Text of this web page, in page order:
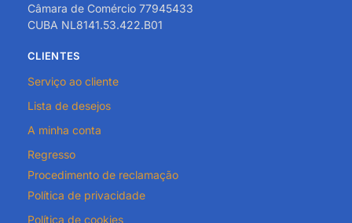
Câmara de Comércio 77945433
CUBA NL8141.53.422.B01
CLIENTES
Serviço ao cliente
Lista de desejos
A minha conta
Regresso
Procedimento de reclamação
Política de privacidade
Política de cookies